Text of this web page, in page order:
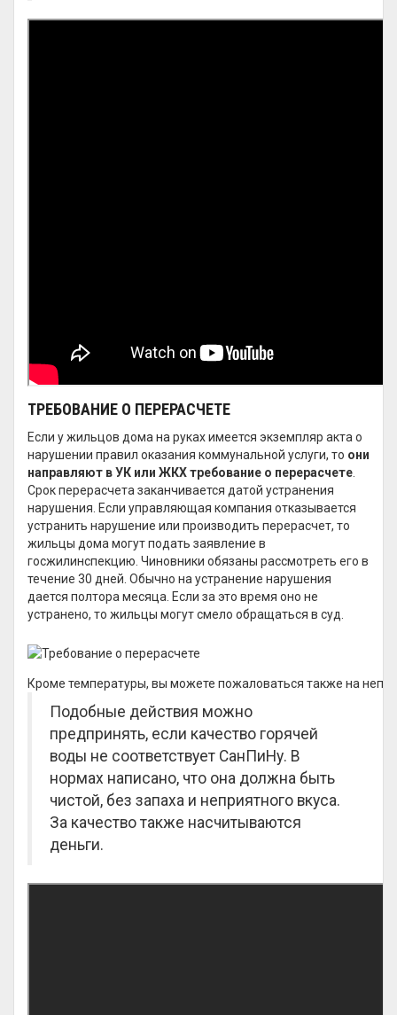
ТРЕБОВАНИЕ О ПЕРЕРАСЧЕТЕ
Если у жильцов дома на руках имеется экземпляр акта о
нарушении правил оказания коммунальной услуги, то они
направляют в УК или ЖКХ требование о перерасчете
Срок перерасчета заканчивается датой устранения
нарушения. Если управляющая компания отказывается
устранить нарушение или производить перерасчет, то
жильцы дома могут подать заявление в
госжилинспекцию. Чиновники обязаны рассмотреть его в
течение 30 дней. Обычно на устранение нарушения
дается полтора месяца. Если за это время оно не
устранено, то жильцы могут смело обращаться в суд.
Кроме температуры, вы можете пожаловаться также на
Подобные действия можно
предпринять, если качество горячей
воды не соответствует СанПиНу. В
нормах написано, что она должна быть
чистой, без запаха и неприятного вкуса.
За качество также насчитываются
деньги.